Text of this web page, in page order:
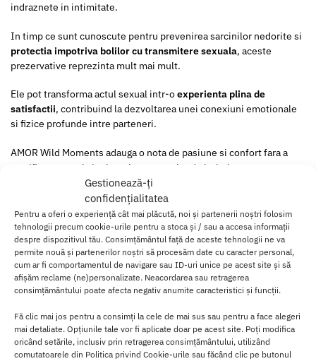
Gestionează-ți
confidențialitatea
Pentru a oferi o experiență cât mai plăcută, noi și partenerii noștri folosim
tehnologii precum cookie-urile pentru a stoca și / sau a accesa informații
despre dispozitivul tău. Consimțământul față de aceste tehnologii ne va
permite nouă și partenerilor noștri să procesăm date cu caracter personal,
cum ar fi comportamentul de navigare sau ID-uri unice pe acest site și să
afișăm reclame (ne)personalizate. Neacordarea sau retragerea
consimțământului poate afecta negativ anumite caracteristici și funcții.
Fă clic mai jos pentru a consimți la cele de mai sus sau pentru a face alegeri
mai detaliate. Opțiunile tale vor fi aplicate doar pe acest site. Poți modifica
oricând setările, inclusiv prin retragerea consimțământului, utilizând
comutatoarele din Politica privind Cookie-urile sau făcând clic pe butonul
indraznete in intimitate.
In timp ce sunt cunoscute pentru prevenirea sarcinilor nedorite si
protectia impotriva bolilor cu transmitere sexuala, aceste
prezervative reprezinta mult mai mult.
Ele pot transforma actul sexual intr-oexperienta plina de
satisfactii, contribuind la dezvoltarea unei conexiuni emotionale
si fizice profunde intre parteneri.
AMOR Wild Moments adauga o nota de pasiune si confort fara a
sacrifica protectia in timpul momentelor de intimitate cu
partenerul sau partenera ta.
Caracteristici si avantaje:
Protectie eficienta si sigura impotriva sarcinilor nedorite si
bolilor cu transmitere sexuala.
Material de inalta calitate pentru confort si protectie in timpul
actului sexual.
Experienta sexuala imbunatatita prin oferirea unei senzatii mai
intense si mai placute.
Mod de utilizare